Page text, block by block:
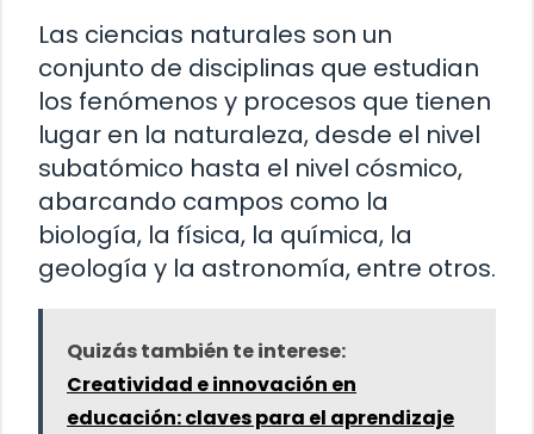
Las ciencias naturales son un
conjunto de disciplinas que estudian
los fenómenos y procesos que tienen
lugar en la naturaleza, desde el nivel
subatómico hasta el nivel cósmico,
abarcando campos como la
biología, la física, la química, la
geología y la astronomía, entre otros.
Quizás también te interese:
Creatividad e innovación en
educación: claves para el aprendizaje